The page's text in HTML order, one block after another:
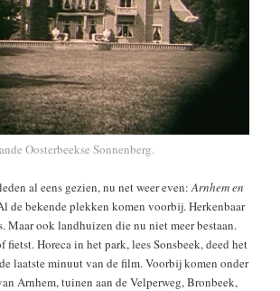
Oosterbeekse Sonnenberg.
al eens gezien, nu net weer even:Arnhem en
de bekende plekken komen voorbij. Herkenbaar
Maar ook landhuizen die nu niet meer bestaan.
fietst. Horeca in het park, lees Sonsbeek, deed het
laatste minuut van de film. Voorbij komen onder
Arnhem, tuinen aan de Velperweg, Bronbeek,